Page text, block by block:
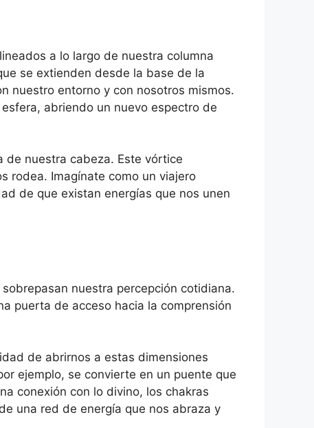
a lo largo de nuestra columna
se extienden desde la base de la
nuestro entorno y con nosotros mismos.
abriendo un nuevo espectro de
de nuestra cabeza. Este vórtice
rodea. Imagínate como un viajero
de que existan energías que nos unen
nuestra percepción cotidiana.
puerta de acceso hacia la comprensión
de abrirnos a estas dimensiones
ejemplo, se convierte en un puente que
conexión con lo divino, los chakras
una red de energía que nos abraza y